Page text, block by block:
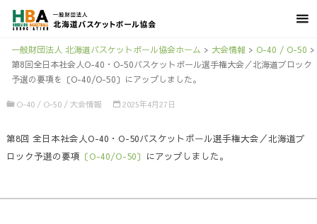
一般財団法人 北海道バスケットボール協会ホーム > 大会情報 > O-40 / O-50 >
第8回全日本社会人O-40・O-50バスケットボール選手権大会／北海道ブロック
予選の要項を〔O-40/O-50〕にアップしました。
O-40 / O-50 / 大会情報 2025年4月27日
第8回 全日本社会人O-40・O-50バスケットボール選手権大会／北海道ブ
ロック予選の要項 〔O-40/O-50〕 にアップしました。